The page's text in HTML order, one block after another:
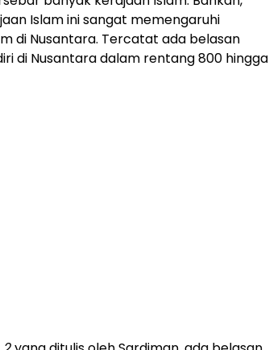
Islam ini sangat memengaruhi
di Nusantara. Tercatat ada belasan
di Nusantara dalam rentang 800 hingga